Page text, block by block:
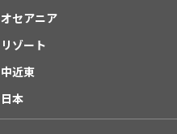
オセアニア
リゾート
中近東
日本